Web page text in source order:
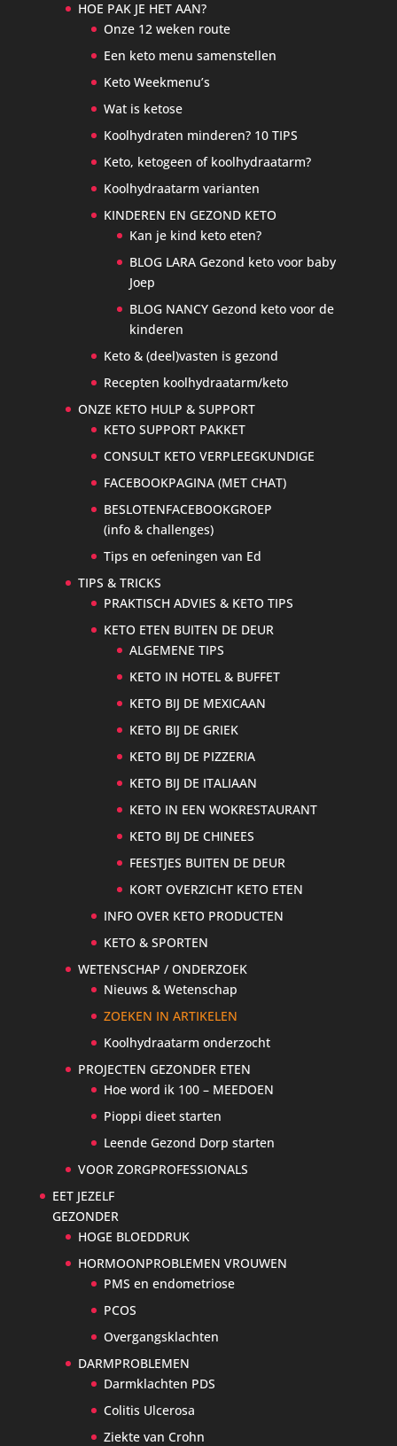
HOE PAK JE HET AAN?
Onze 12 weken route
Een keto menu samenstellen
Keto Weekmenu’s
Wat is ketose
Koolhydraten minderen? 10 TIPS
Keto, ketogeen of koolhydraatarm?
Koolhydraatarm varianten
KINDEREN EN GEZOND KETO
Kan je kind keto eten?
BLOG LARA Gezond keto voor baby
Joep
BLOG NANCY Gezond keto voor de
kinderen
Keto & (deel)vasten is gezond
Recepten koolhydraatarm/keto
ONZE KETO HULP & SUPPORT
KETO SUPPORT PAKKET
CONSULT KETO VERPLEEGKUNDIGE
FACEBOOKPAGINA (MET CHAT)
BESLOTENFACEBOOKGROEP
(info & challenges)
Tips en oefeningen van Ed
TIPS & TRICKS
PRAKTISCH ADVIES & KETO TIPS
KETO ETEN BUITEN DE DEUR
ALGEMENE TIPS
KETO IN HOTEL & BUFFET
KETO BIJ DE MEXICAAN
KETO BIJ DE GRIEK
KETO BIJ DE PIZZERIA
KETO BIJ DE ITALIAAN
KETO IN EEN WOKRESTAURANT
KETO BIJ DE CHINEES
FEESTJES BUITEN DE DEUR
KORT OVERZICHT KETO ETEN
INFO OVER KETO PRODUCTEN
KETO & SPORTEN
WETENSCHAP / ONDERZOEK
Nieuws & Wetenschap
ZOEKEN IN ARTIKELEN
Koolhydraatarm onderzocht
PROJECTEN GEZONDER ETEN
Hoe word ik 100 – MEEDOEN
Pioppi dieet starten
Leende Gezond Dorp starten
VOOR ZORGPROFESSIONALS
EET JEZELF
GEZONDER
HOGE BLOEDDRUK
HORMOONPROBLEMEN VROUWEN
PMS en endometriose
PCOS
Overgangsklachten
DARMPROBLEMEN
Darmklachten PDS
Colitis Ulcerosa
Ziekte van Crohn